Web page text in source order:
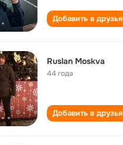
Добавить в друзья
Ruslan Moskva
44 года
Добавить в друзья